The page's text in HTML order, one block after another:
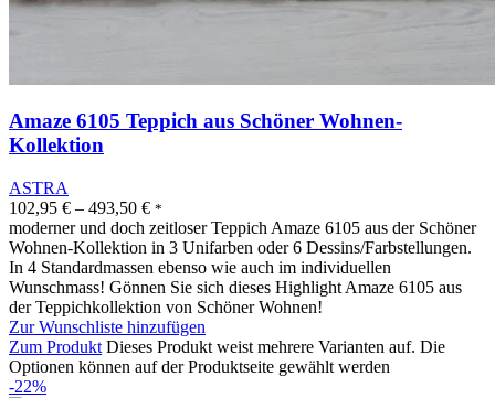
Amaze 6105 Teppich aus Schöner Wohnen-
Kollektion
ASTRA
102,95 € – 493,50 € *
moderner und doch zeitloser Teppich Amaze 6105 aus der Schöner
Wohnen-Kollektion in 3 Unifarben oder 6 Dessins/Farbstellungen.
In 4 Standardmassen ebenso wie auch im individuellen
Wunschmass! Gönnen Sie sich dieses Highlight Amaze 6105 aus
der Teppichkollektion von Schöner Wohnen!
Zur Wunschliste hinzufügen
Zum Produkt Dieses Produkt weist mehrere Varianten auf. Die
Optionen können auf der Produktseite gewählt werden
-22%